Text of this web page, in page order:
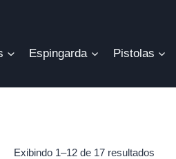
Espingarda Pistolas
Exibindo 1–12 de 17 resultados